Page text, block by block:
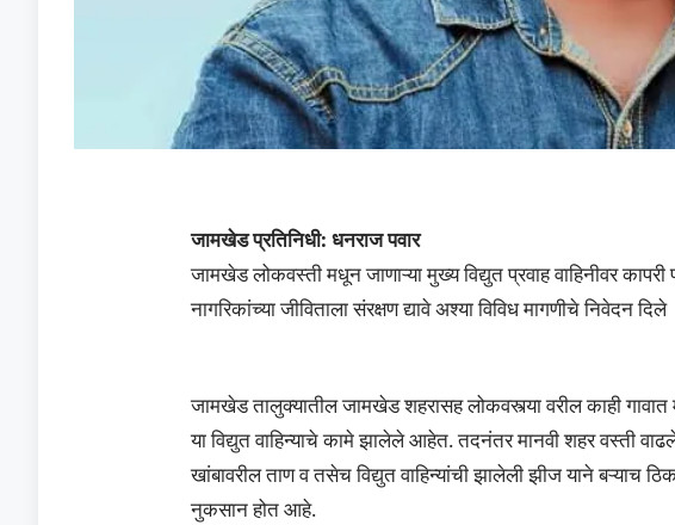
जामखेड प्रतिनिधी: धनराज पवार
जामखेड लोकवस्ती मधून जाणाऱ्या मुख्य विद्युत प्रवाह वाहिनीवर
नागरिकांच्या जीविताला संरक्षण द्यावे अश्या विविध मागणीचे निवेदन दिले
जामखेड तालुक्यातील जामखेड शहरासह लोकवस्त्या वरील काही गावात
या विद्युत वाहिन्याचे कामे झालेले आहेत. तदनंतर मानवी शहर वस्ती
खांबावरील ताण व तसेच विद्युत वाहिन्यांची झालेली झीज याने बऱ्याच
नुकसान होत आहे.